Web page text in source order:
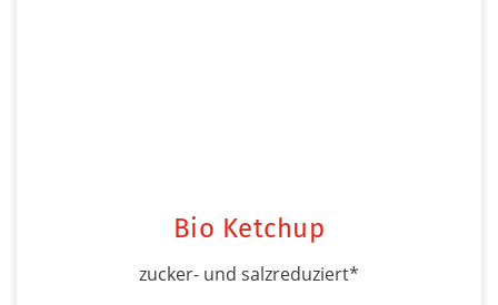
Bio Ketchup
zucker- und salzreduziert*